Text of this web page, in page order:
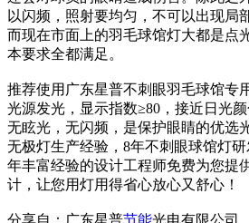
以闪频，照射要均匀，不可以出现局
而现在市面上的羽毛球馆灯大都是点
本要求全都满足。
推荐使用广东星普不刺眼羽毛球馆专
光源发光，显示指数≥80，接近日光
无眩光，无闪频，是保护眼睛的优选
无极灯生产经验，8年不刺眼球馆灯
年丰富经验的设计工程师免费为您提
计，让您用灯用得省心放心又舒心！
分享自：广东星普节能光电有限公司